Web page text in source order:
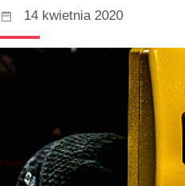
14 kwietnia 2020